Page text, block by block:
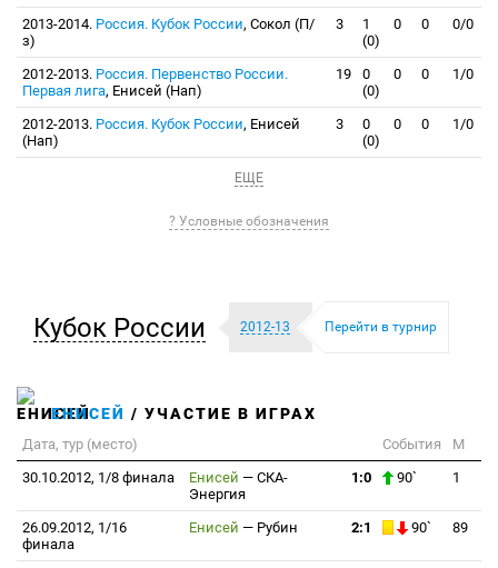
2013-2014. Россия. Кубок России, Сокол (П/
з)
3
1
(0)
0 0 0/0
2012-2013. Россия. Первенство России.
Первая лига, Енисей (Нап)
19
0
(0)
0 0 1/0
2012-2013. Россия. Кубок России, Енисей
(Нап)
3
0
(0)
0 0 1/0
ЕЩЕ
? Условные обозначения
Кубок России 2012-13 Перейти в турнир
ЕНИСЕЙ / УЧАСТИЕ В ИГРАХ
Дата, тур (место) События
М
30.10.2012, 1/8 финала
Енисей — СКА-
Энергия
1:0 90` 1
26.09.2012, 1/16
финала
Енисей — Рубин 2:1 90` 89